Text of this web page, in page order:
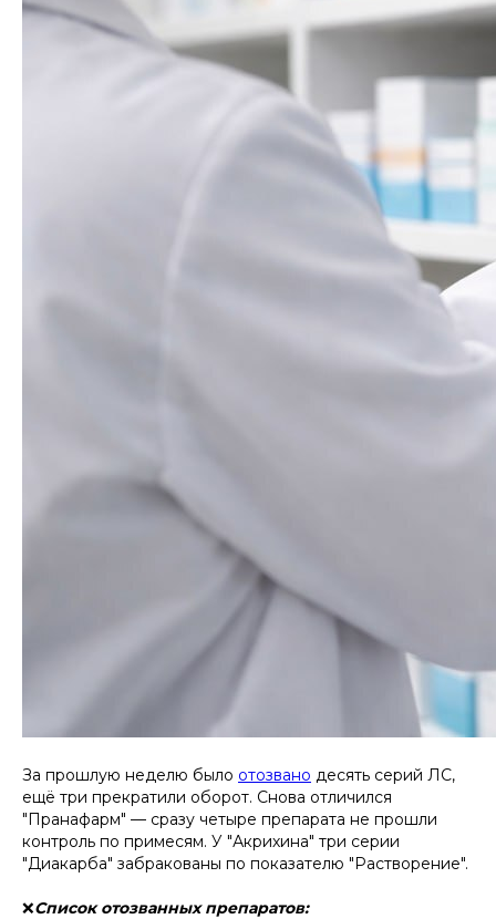
За прошлую неделю было отозвано десять серий ЛС,
ещё три прекратили оборот. Снова отличился
"Пранафарм" — сразу четыре препарата не прошли
контроль по примесям. У "Акрихина" три серии
"Диакарба" забракованы по показателю "Растворение".
❌Список отозванных препаратов: